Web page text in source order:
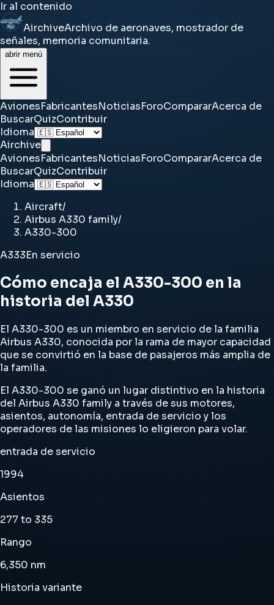
Ir al contenido
AirchiveArchivo de aeronaves, mostrador de
señales, memoria comunitaria.
abrir menú
AvionesFabricantesNoticiasForoCompararAcerca de
BuscarQuizContribuir
Idioma
Airchive
AvionesFabricantesNoticiasForoCompararAcerca de
BuscarQuizContribuir
Idioma
Aircraft/
Airbus A330 family/
A330-300
A333En servicio
Cómo encaja el A330-300 en la
historia del A330
El A330-300 es un miembro en servicio de la familia
Airbus A330, conocida por la rama de mayor capacidad
que se convirtió en la base de pasajeros más amplia de
la familia.
El A330-300 se ganó un lugar distintivo en la historia
del Airbus A330 family a través de sus motores,
asientos, autonomía, entrada de servicio y los
operadores de las misiones lo eligieron para volar.
entrada de servicio
1994
Asientos
277 to 335
Rango
6,350 nm
Historia variante